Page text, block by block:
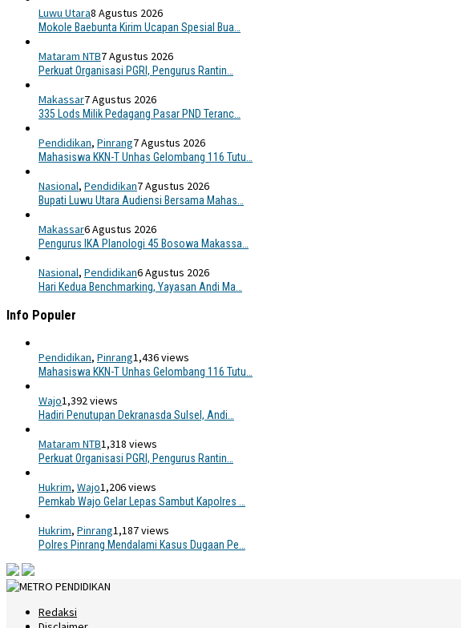
Luwu Utara8 Agustus 2026
Mokole Baebunta Kirim Ucapan Spesial Bua…
Mataram NTB7 Agustus 2026
Perkuat Organisasi PGRI, Pengurus Rantin…
Makassar7 Agustus 2026
335 Lods Milik Pedagang Pasar PND Teranc…
Pendidikan, Pinrang7 Agustus 2026
Mahasiswa KKN-T Unhas Gelombang 116 Tutu…
Nasional, Pendidikan7 Agustus 2026
Bupati Luwu Utara Audiensi Bersama Mahas…
Makassar6 Agustus 2026
Pengurus IKA Planologi 45 Bosowa Makassa…
Nasional, Pendidikan6 Agustus 2026
Hari Kedua Benchmarking, Yayasan Andi Ma…
Info Populer
Pendidikan, Pinrang1,436 views
Mahasiswa KKN-T Unhas Gelombang 116 Tutu…
Wajo1,392 views
Hadiri Penutupan Dekranasda Sulsel, Andi…
Mataram NTB1,318 views
Perkuat Organisasi PGRI, Pengurus Rantin…
Hukrim, Wajo1,206 views
Pemkab Wajo Gelar Lepas Sambut Kapolres …
Hukrim, Pinrang1,187 views
Polres Pinrang Mendalami Kasus Dugaan Pe…
Redaksi